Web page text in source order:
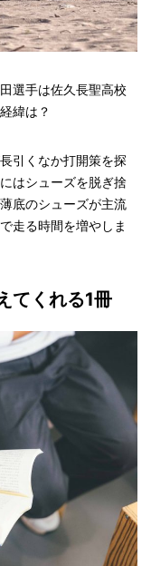
選手は佐久長聖高校
緯は？
引くなか打開策を探
はシューズを脱ぎ捨
底のシューズが主流
走る時間を増やしま
てくれる1冊